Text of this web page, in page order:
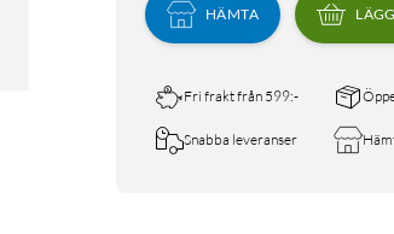
HÄMTA
Fri frakt från 599:-
Snabba leveranser